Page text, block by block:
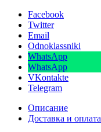
Facebook
Twitter
Email
Odnoklassniki
WhatsApp
WhatsApp
VKontakte
Telegram
Описание
Доставка и оплата